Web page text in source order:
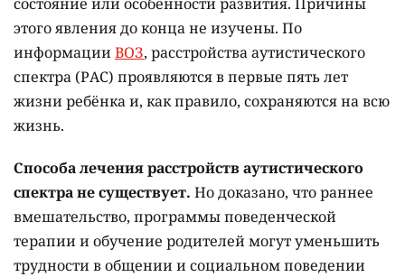
этого явления до конца не изучены. По
информацииВОЗ, расстройства аутистического
спектра (РАС) проявляются в первые пять лет
жизни ребёнка и, как правило, сохраняются на всю
жизнь.
Способа лечения расстройств аутистического
спектра не существует. Но доказано, что раннее
вмешательство, программы поведенческой
терапии и обучение родителей могут уменьшить
трудности в общении и социальном поведении